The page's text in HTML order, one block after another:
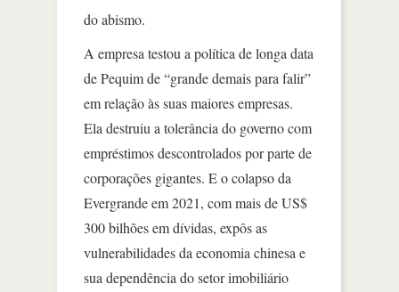
do abismo.
A empresa testou a política de longa data
de Pequim de “grande demais para falir”
em relação às suas maiores empresas.
Ela destruiu a tolerância do governo com
empréstimos descontrolados por parte de
corporações gigantes. E o colapso da
Evergrande em 2021, com mais de US$
300 bilhões em dívidas, expôs as
vulnerabilidades da economia chinesa e
sua dependência do setor imobiliário